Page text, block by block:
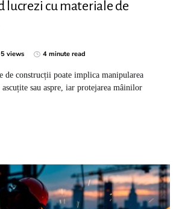
lucrezi cu materiale de
views 4 minute read
de construcții poate implica manipularea
sau aspre, iar protejarea mâinilor